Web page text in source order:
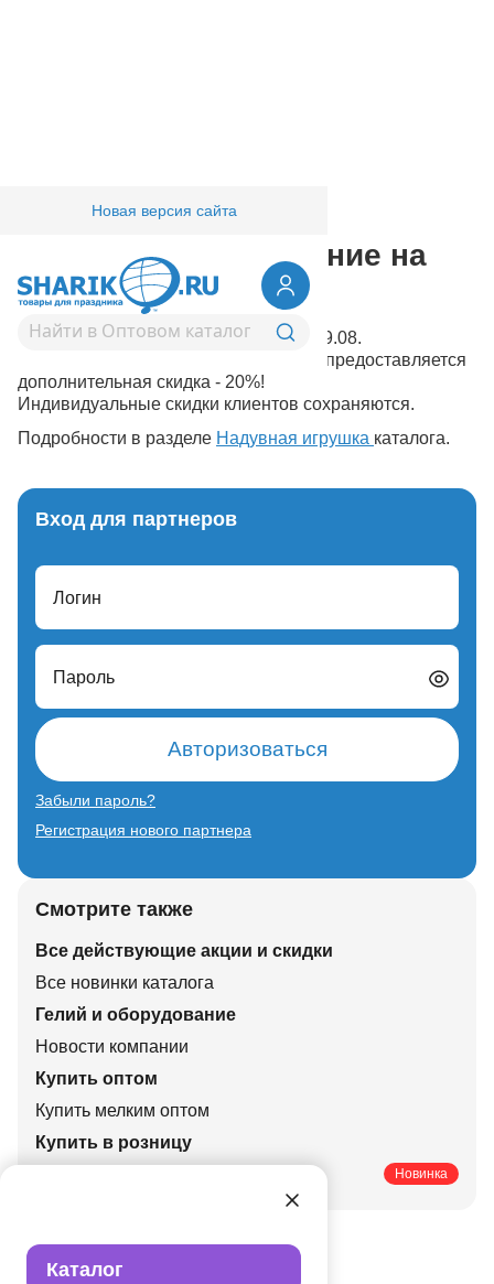
Каталог
Новая версия сайта
Компания
Сезонное предложение на
надувную игрушку.
Действует начиная с 12.08.08 по 30.09.08.
Навсю игрушку из виниловой плёнки предоставляется
дополнительная скидка - 20%!
Индивидуальные скидки клиентов сохраняются.
Подробности в разделе Надувная игрушка каталога.
Вход для партнеров
Логин
Пароль
Авторизоваться
Забыли пароль?
Регистрация нового партнера
Смотрите также
Все действующие акции и скидки
Все новинки каталога
Гелий и оборудование
Новости компании
Купить оптом
Купить мелким оптом
Купить в розницу
Новинка